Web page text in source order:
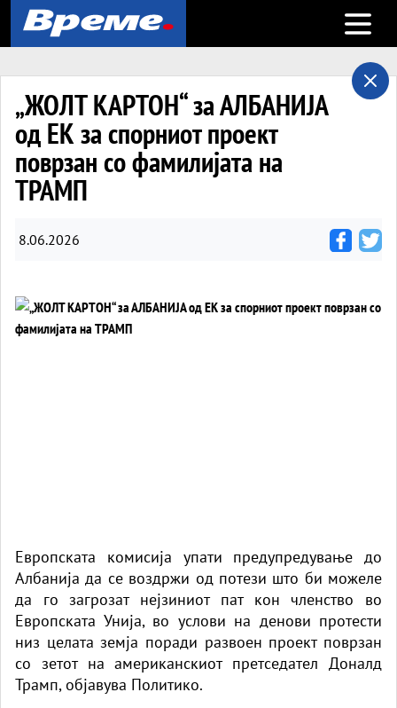
Open
„ЖОЛТ КАРТОН“ за АЛБАНИЈА
од ЕК за спорниот проект
поврзан со фамилијата на
ТРАМП
8.06.2026
Европската комисија упати предупредување до
Албанија да се воздржи од потези што би можеле
да го загрозат нејзиниот пат кон членство во
Европската Унија, во услови на денови протести
низ целата земја поради развоен проект поврзан
со зетот на американскиот претседател Доналд
Трамп, објавува Политико.